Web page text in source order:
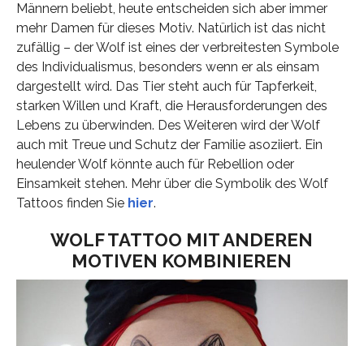
Männern beliebt, heute entscheiden sich aber immer
mehr Damen für dieses Motiv. Natürlich ist das nicht
zufällig – der Wolf ist eines der verbreitesten Symbole
des Individualismus, besonders wenn er als einsam
dargestellt wird. Das Tier steht auch für Tapferkeit,
starken Willen und Kraft, die Herausforderungen des
Lebens zu überwinden. Des Weiteren wird der Wolf
auch mit Treue und Schutz der Familie asoziiert. Ein
heulender Wolf könnte auch für Rebellion oder
Einsamkeit stehen. Mehr über die Symbolik des Wolf
Tattoos finden Sie hier.
WOLF TATTOO MIT ANDEREN
MOTIVEN KOMBINIEREN